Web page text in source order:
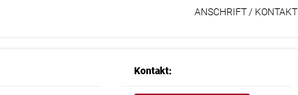
ANSCHRIFT / KONTAKT
Kontakt: